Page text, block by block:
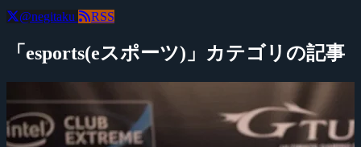
@negitaku RSS
「esports(eスポーツ)」カテゴリの記事